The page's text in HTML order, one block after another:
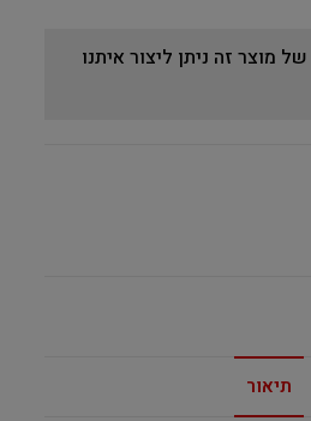
מוצר זה ניתן ליצור איתנו
תיאור